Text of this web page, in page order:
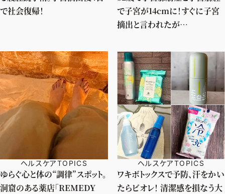
で社会復帰！
で子宮が14cmに！すぐに子宮
摘出と言われたが…
ヘルスケアTOPICS
ゆらぐ心と体の“調律”スポット。
洞窟のある薬店「REMEDY
ヘルスケアTOPICS
ワキボトックスで予防、汗をかい
たらビオレ！ 清潔感を損なう大